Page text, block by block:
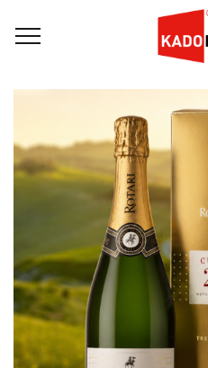
Home
Wijnpakketten
Wijngeschenk – Rotari Cuvée 28